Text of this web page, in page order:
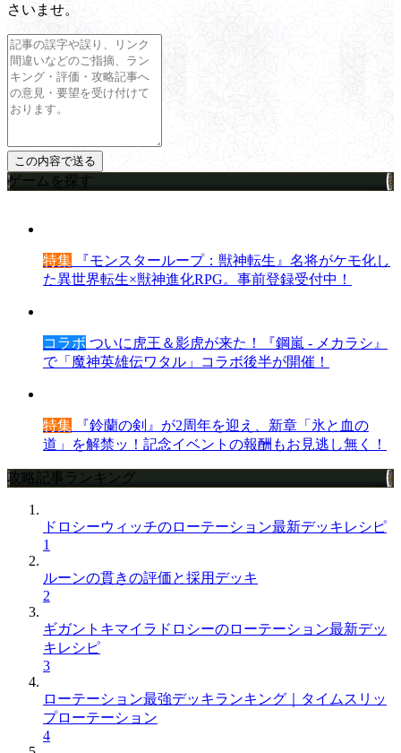
さいませ。
ゲームを探す
特集 『モンスターループ：獣神転生』名将がケモ化し
た異世界転生×獣神進化RPG。事前登録受付中！
コラボ ついに虎王＆影虎が来た！『鋼嵐 - メカラシ』
で「魔神英雄伝ワタル」コラボ後半が開催！
特集 『鈴蘭の剣』が2周年を迎え、新章「氷と血の
道」を解禁ッ！記念イベントの報酬もお見逃し無く！
攻略記事ランキング
ドロシーウィッチのローテーション最新デッキレシピ
1
ルーンの貫きの評価と採用デッキ
2
ギガントキマイラドロシーのローテーション最新デッ
キレシピ
3
ローテーション最強デッキランキング｜タイムスリッ
プローテーション
4